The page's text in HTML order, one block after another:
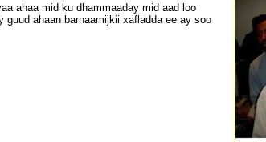
ahaa mid ku dhammaaday mid aad loo
ahaan barnaamijkii xafladda ee ay soo